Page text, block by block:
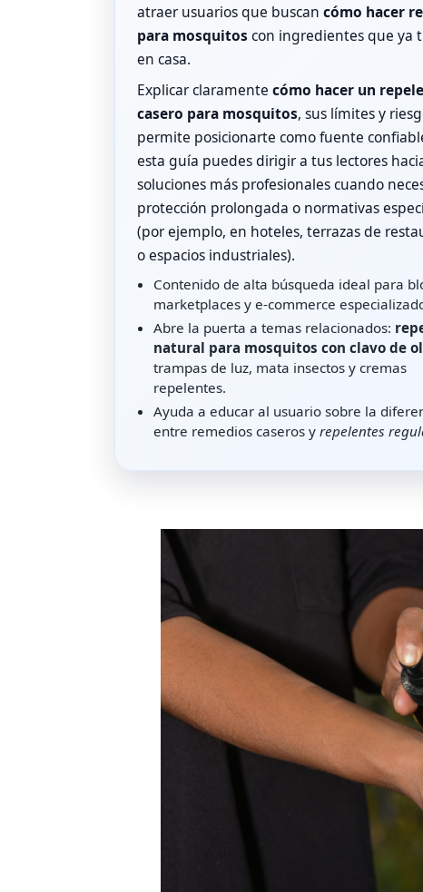
atraer usuarios que buscan cómo hacer
para mosquitos con ingredientes que ya
en casa.
Explicar claramente cómo hacer un
casero para mosquitos, sus límites y
permite posicionarte como fuente
esta guía puedes dirigir a tus lectores
soluciones más profesionales cuando
protección prolongada o normativas
(por ejemplo, en hoteles, terrazas de
o espacios industriales).
Contenido de alta búsqueda ideal para
marketplaces y e‑commerce
Abre la puerta a temas relacionados:
natural para mosquitos con clavo de
trampas de luz, mata insectos y cremas
repelentes.
Ayuda a educar al usuario sobre la
entre remedios caseros y repelentes